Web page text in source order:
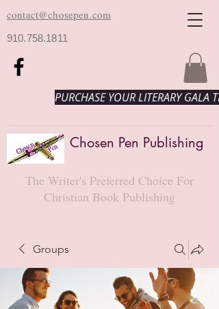
contact@chosepen.com
910.758.1811
PURCHASE YOUR LITERARY GALA
Chosen Pen Publishing
The Writer's Preferred Choice For
Christian Book Publishing
Groups